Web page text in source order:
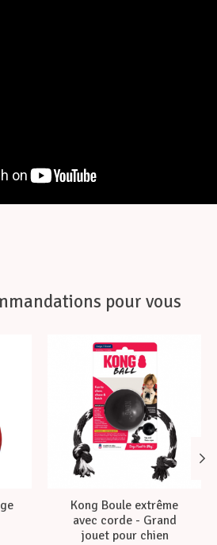
pour vous
de produits
Kong Boule extrême
avec corde - Grand
jouet pour chien